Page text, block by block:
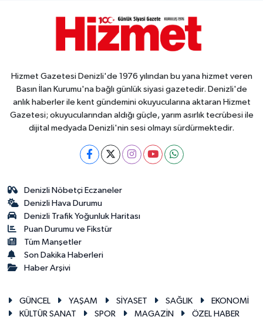
Hizmet Gazetesi Denizli'de 1976 yılından bu yana hizmet veren
Basın İlan Kurumu'na bağlı günlük siyasi gazetedir. Denizli'de
anlık haberler ile kent gündemini okuyucularına aktaran Hizmet
Gazetesi; okuyucularından aldığı güçle, yarım asırlık tecrübesi ile
dijital medyada Denizli'nin sesi olmayı sürdürmektedir.
Denizli Nöbetçi Eczaneler
Denizli Hava Durumu
Denizli Trafik Yoğunluk Haritası
Puan Durumu ve Fikstür
Tüm Manşetler
Son Dakika Haberleri
Haber Arşivi
GÜNCEL YAŞAM SİYASET SAĞLIK
EKONOMİ
KÜLTÜR SANAT
SPOR MAGAZİN ÖZEL HABER